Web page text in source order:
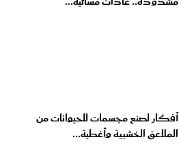
أفكار لصنع مجسمات للحيوانات من
الملاعق الخشبية وأغطية...